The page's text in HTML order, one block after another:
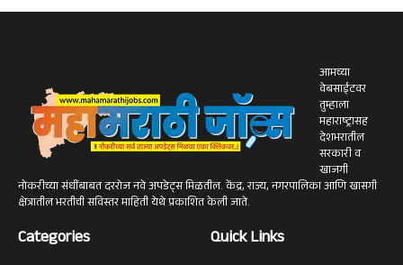
आमच्या
वेबसाईटवर
तुम्हाला
महाराष्ट्रासह
देशभरातील
सरकारी व
खाजगी
नोकरीच्या संधींबाबत दररोज नवे अपडेट्स मिळतील. केंद्र, राज्य, नगरपालिका आणि खासगी
क्षेत्रातील भरतीची सविस्तर माहिती येथे प्रकाशित केली जाते.
Categories Quick Links